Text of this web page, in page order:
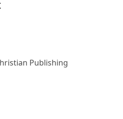
Publishing